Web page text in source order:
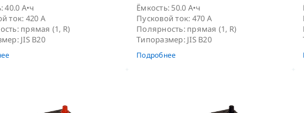
40.0 А•ч
ток: 420 А
прямая (1, R)
JIS B20
Ёмкость: 50.0 А•ч
Пусковой ток: 470 А
Полярность: прямая (1, R)
Типоразмер: JIS B20
Подробнее